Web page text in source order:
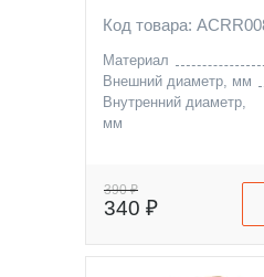
Код товара:
Материал
Внешний диаметр, мм
Внутренний диаметр,
мм
390 ₽
340 ₽